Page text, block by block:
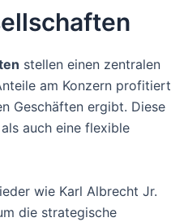
stellen einen zentralen
am Konzern profitiert
Geschäften ergibt. Diese
auch eine flexible
wie Karl Albrecht Jr.
die strategische